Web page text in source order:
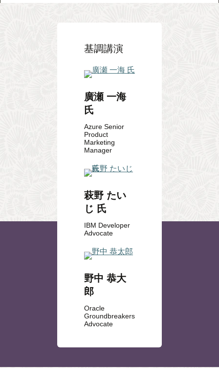
基調講演
廣瀬 一海
氏
Azure Senior
Product
Marketing
Manager
萩野 たい
じ 氏
IBM Developer
Advocate
野中 恭大
郎
Oracle
Groundbreakers
Advocate